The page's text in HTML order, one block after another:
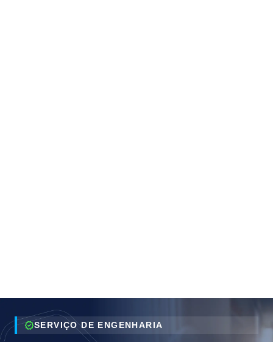
verifiedSERVIÇO DE ENGENHARIA